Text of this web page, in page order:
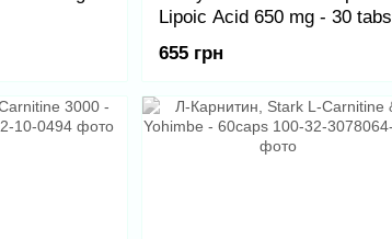
Lipoic Acid 650 mg - 30 tabs
655 грн